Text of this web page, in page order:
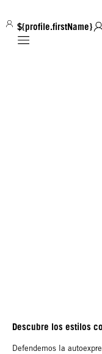
Mobile navigation
${profile.firstName}
Descubre los estilos
Defendemos la